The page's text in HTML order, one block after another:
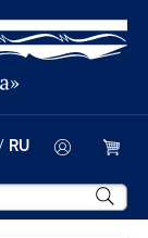
RU